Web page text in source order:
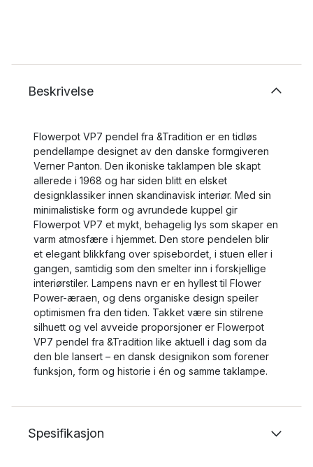
Beskrivelse
Flowerpot VP7 pendel fra &Tradition er en tidløs
pendellampe designet av den danske formgiveren
Verner Panton. Den ikoniske taklampen ble skapt
allerede i 1968 og har siden blitt en elsket
designklassiker innen skandinavisk interiør. Med sin
minimalistiske form og avrundede kuppel gir
Flowerpot VP7 et mykt, behagelig lys som skaper en
varm atmosfære i hjemmet. Den store pendelen blir
et elegant blikkfang over spisebordet, i stuen eller i
gangen, samtidig som den smelter inn i forskjellige
interiørstiler. Lampens navn er en hyllest til Flower
Power-æraen, og dens organiske design speiler
optimismen fra den tiden. Takket være sin stilrene
silhuett og vel avveide proporsjoner er Flowerpot
VP7 pendel fra &Tradition like aktuell i dag som da
den ble lansert – en dansk designikon som forener
funksjon, form og historie i én og samme taklampe.
Spesifikasjon